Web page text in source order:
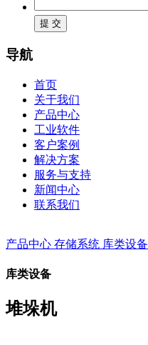
提 交
导航
首页
关于我们
产品中心
工业软件
客户案例
解决方案
服务与支持
新闻中心
联系我们
产品中心 存储系统 库类设备
库类设备
堆垛机